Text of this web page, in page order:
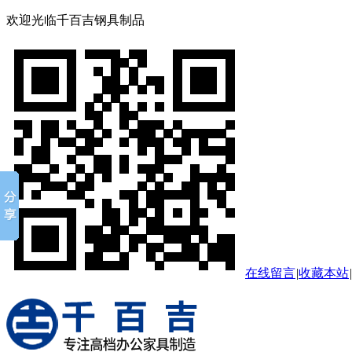
欢迎光临千百吉钢具制品
在线留言|收藏本站|